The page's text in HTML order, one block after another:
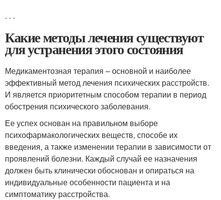
. . .
Какие методы лечения существуют
для устранения этого состояния
Медикаментозная терапия – основной и наиболее
эффективный метод лечения психических расстройств.
И является приоритетным способом терапии в период
обострения психического заболевания.
Ее успех основан на правильном выборе
психофармакологических веществ, способе их
введения, а также изменении терапии в зависимости от
проявлений болезни. Каждый случай ее назначения
должен быть клинически обоснован и опираться на
индивидуальные особенности пациента и на
симптоматику расстройства.